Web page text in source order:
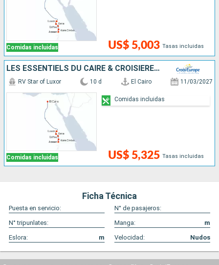
Comidas incluidas US$ 5,003 Tasas incluidas
LES ESSENTIELS DU CAIRE & CROISIÈRE SUR LE NIL : SUR LA TERRE DES PHARAONS
Comidas incluidas
RV Star of Luxor 10 d El Cairo 11/03/2027
US$ 5,325 Tasas incluidas
Comidas incluidas
Ficha Técnica
Puesta en servicio:
N° de pasajeros:
N° tripunlates:
Manga:
m
Eslora:
m Velocidad: Nudos